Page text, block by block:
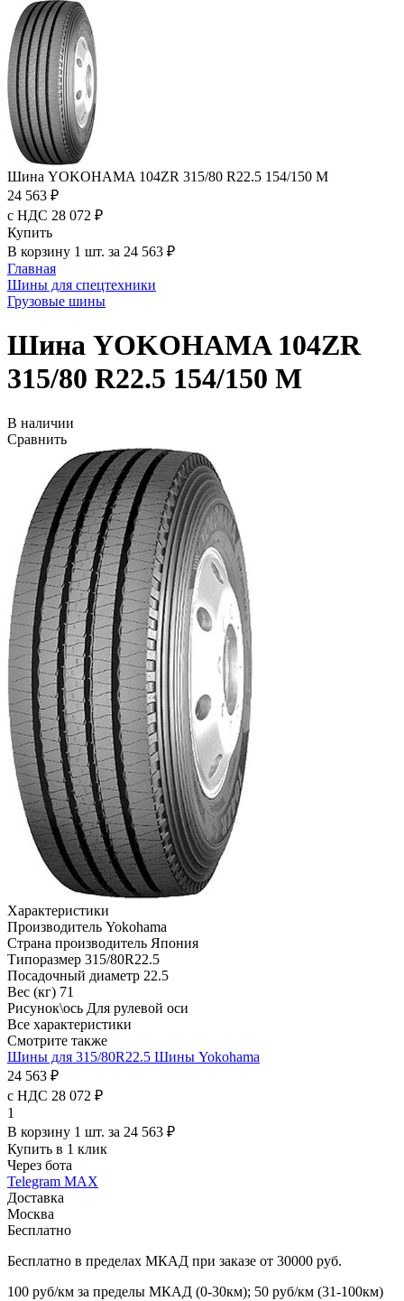
Шина YOKOHAMA 104ZR 315/80 R22.5 154/150 M
24 563 ₽
с НДС 28 072 ₽
Купить
В корзину 1 шт. за 24 563 ₽
Главная
Шины для спецтехники
Грузовые шины
Шина YOKOHAMA 104ZR
315/80 R22.5 154/150 M
В наличии
Сравнить
Характеристики
Производитель Yokohama
Страна производитель Япония
Типоразмер 315/80R22.5
Посадочный диаметр 22.5
Вес (кг) 71
Рисунок\ось Для рулевой оси
Все характеристики
Смотрите также
Шины для 315/80R22.5 Шины Yokohama
24 563 ₽
с НДС 28 072 ₽
1
В корзину 1 шт. за 24 563 ₽
Купить в 1 клик
Через бота
Telegram MAX
Доставка
Москва
Бесплатно
Бесплатно в пределах МКАД при заказе от 30000 руб.
100 руб/км за пределы МКАД (0-30км); 50 руб/км (31-100км)